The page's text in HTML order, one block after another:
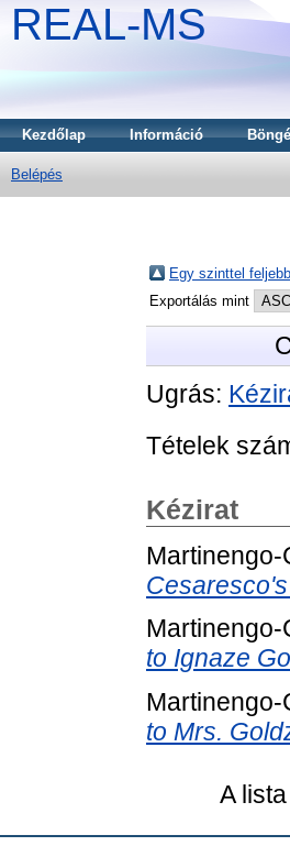
REAL-MS
Kezdőlap Információ
Belépés
Egy szinttel feljebb
Exportálás mint
Ugrás:
Tételek
Kézirat
to Ignaze
to Mrs.
A